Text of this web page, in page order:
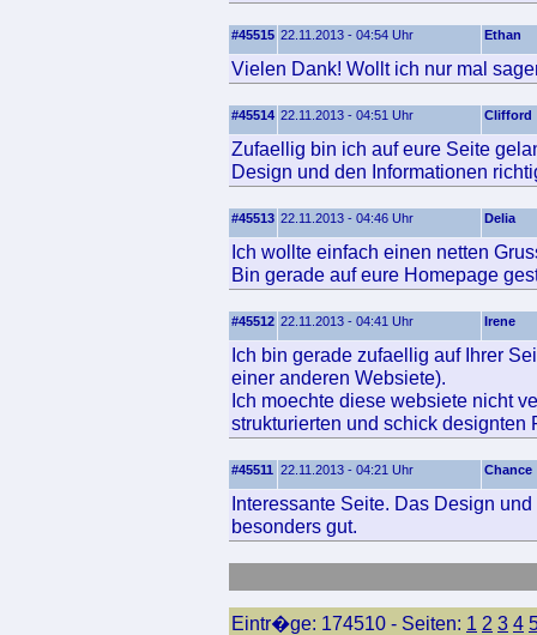
#45515 22.11.2013 - 04:54 Uhr Ethan
Vielen Dank! Wollt ich nur mal
#45514 22.11.2013 - 04:51 Uhr Clifford
Zufaellig bin ich auf eure Seite
Design und den Informationen
#45513 22.11.2013 - 04:46 Uhr Delia
Ich wollte einfach einen netten
Bin gerade auf eure Homepage
#45512 22.11.2013 - 04:41 Uhr Irene
Ich bin gerade zufaellig auf Ihrer
einer anderen Websiete).
Ich moechte diese websiete nicht
strukturierten und schick designten
#45511 22.11.2013 - 04:21 Uhr Chance
Interessante Seite. Das Design
besonders gut.
Eintr�ge: 174510 - Seiten: 1 2 3 4